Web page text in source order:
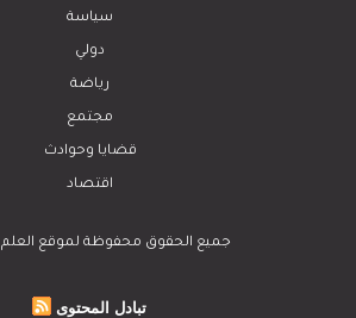
سياسة
دولي
رياضة
مجتمع
قضايا وحوادث
اقتصاد
© 2023 جميع الحقوق محفوظة لموقع العلم
تبادل المحتوى